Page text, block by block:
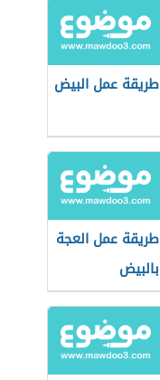
طريقة عمل البيض
طريقة عمل العجة
بالبيض